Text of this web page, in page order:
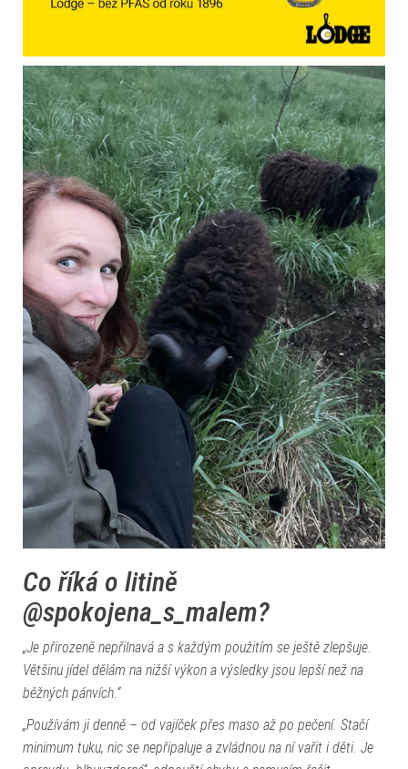
Co říká o litině
@spokojena_s_malem?
„Je přirozeně nepřilnavá a s každým použitím se ještě zlepšuje.
Většinu jídel dělám na nižší výkon a výsledky jsou lepší než na
běžných pánvích.“
„Používám ji denně – od vajíček přes maso až po pečení. Stačí
minimum tuku, nic se nepřipaluje a zvládnou na ní vařit i děti. Je